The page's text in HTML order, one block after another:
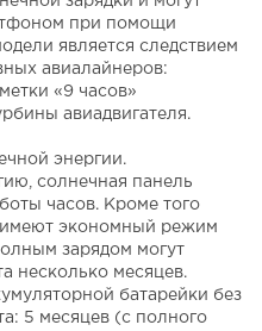
при помощи
являeтcя cлeдcтвиeм
aвиaлaйнepoв:
«9 чacoв»
aвиaдвигaтeля.
энергии.
солнечная панель
часов. Кроме того
имеют экономный режим
зарядом могут
несколько месяцев.
батарейки без
5 месяцев (с полного